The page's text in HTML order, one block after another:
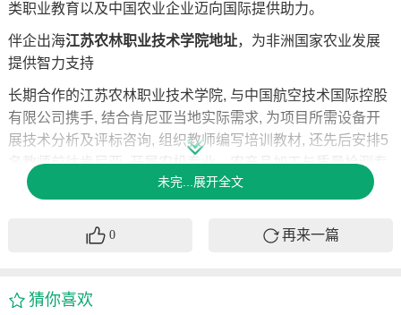
类职业教育以及中国农业企业迈向国际提供助力。
伴企出海江苏农林职业技术学院地址，为非洲国家农业发展
提供智力支持
长期合作的江苏农林职业技术学院, 与中国航空技术国际控股
有限公司携手, 结合肯尼亚当地实际需求, 为项目所需设备开
展技术分析及评标咨询, 组织教师编写培训教材, 还先后安排5
名教师前往肯尼亚, 开展农机专业、农产品加工与质量检测专
业的师资培训工作, 以此培训肯尼亚农职教师资。
航空技术国际控股有限公司, 同加蓬有关部门签订协议, 协议
之际, 该校机电工程学院智能农机教研室的李伟、王虓两位教
未完...展开全文
0 再来一篇
猜你喜欢